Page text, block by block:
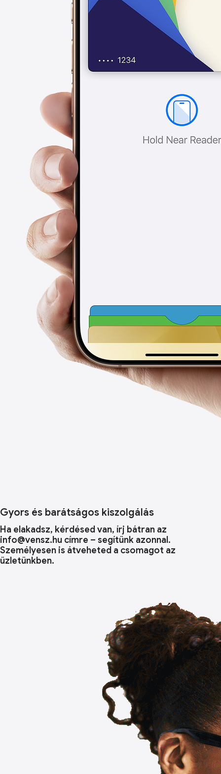
Gyors és barátságos kiszolgálás
Ha elakadsz, kérdésed van, írj bátran az
info@vensz.hu címre – segítünk azonnal.
Személyesen is átveheted a csomagot az
üzletünkben.